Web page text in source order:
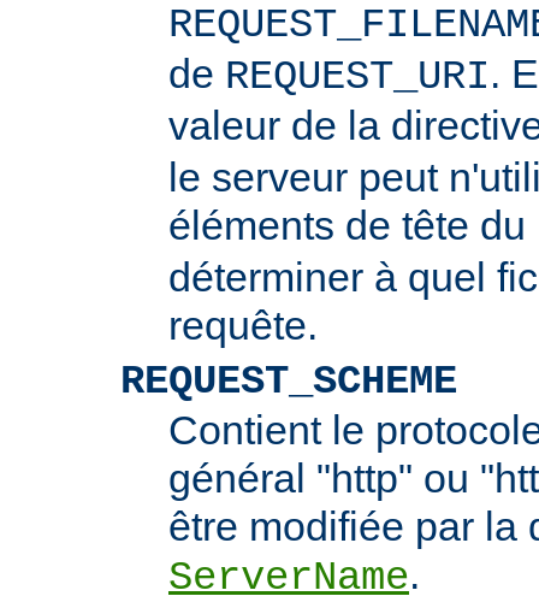
de REQUEST_URI.
valeur de la
le serveur peut
éléments de tête du
déterminer à quel
requête.
REQUEST_SCHEME
Contient le
général "http" ou
être modifiée par la
ServerName.